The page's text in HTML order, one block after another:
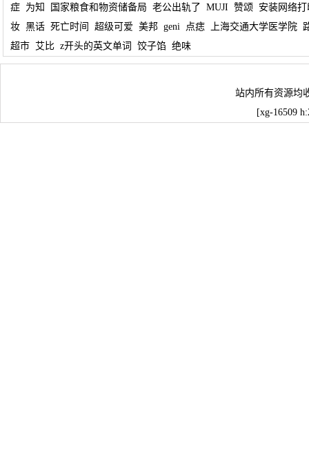
症
为知 国家粮食和物资储备局 老公出轨了 MUJI 赞颂
安装网络打
妆 黑话 死亡时间 超级可爱 美邦 geni 点痣 上海交通大学医学院
超市 艾比 z开头的英文单词 饺子馅 绝味
站内所有资源均
[xg-16509